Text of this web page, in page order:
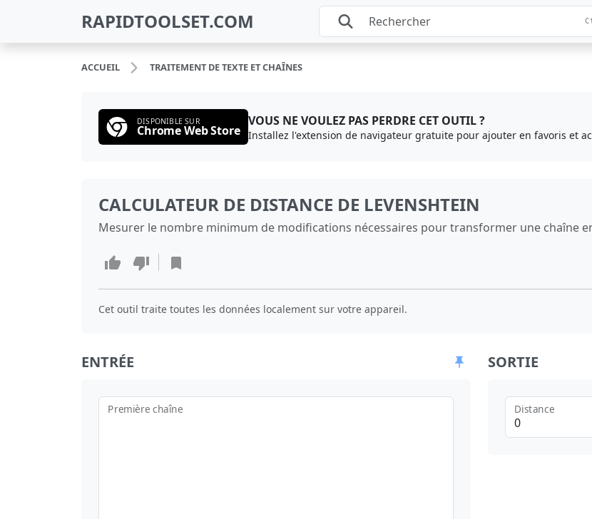
RAPIDTOOLSET.COM
ACCUEIL TRAITEMENT DE TEXTE ET CHAÎNES
DISPONIBLE SUR
Chrome Web Store
VOUS NE VOULEZ PAS PERDRE CET OUTIL ?
Installez l'extension de navigateur gratuite pour ajouter en favoris et
CALCULATEUR DE DISTANCE DE LEVENSHTEIN
Mesurer le nombre minimum de modifications nécessaires pour transformer une chaîne
Cet outil traite toutes les données localement sur votre appareil.
ENTRÉE
Première chaîne
SORTIE
Distance